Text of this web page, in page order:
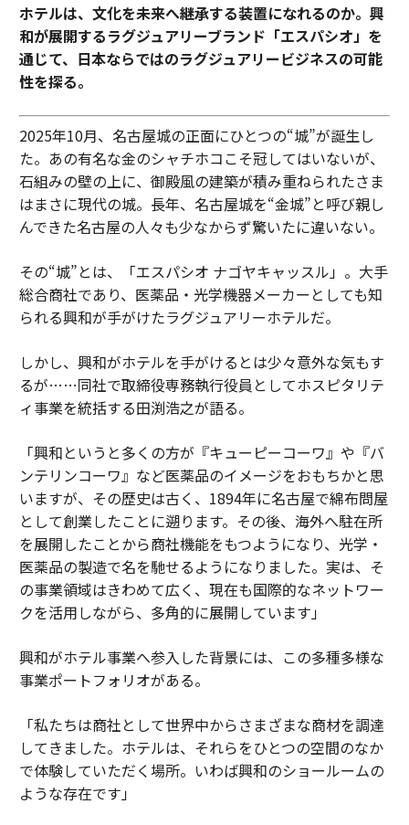
タグ：
プレゼンテーション ストレス 意思決定
人材/人材育成
マネジメント/マネージャー/管理職
営業/セールス
携帯電話
信頼性
企業 顧客
advertisement
ホテルは、文化を未来へ継承する装置になれるのか。興
和が展開するラグジュアリーブランド「エスパシオ」を
通じて、日本ならではのラグジュアリービジネスの可能
性を探る。
2025年10月、名古屋城の正面にひとつの“城”が誕生し
た。あの有名な金のシャチホコこそ冠してはいないが、
石組みの壁の上に、御殿風の建築が積み重ねられたさま
はまさに現代の城。長年、名古屋城を“金城”と呼び親し
んできた名古屋の人々も少なからず驚いたに違いない。
その“城”とは、「エスパシオ ナゴヤキャッスル」。大手
総合商社であり、医薬品・光学機器メーカーとしても知
られる興和が手がけたラグジュアリーホテルだ。
しかし、興和がホテルを手がけるとは少々意外な気もす
るが……同社で取締役専務執行役員としてホスピタリテ
ィ事業を統括する田渕浩之が語る。
「興和というと多くの方が『キューピーコーワ』や『バ
ンテリンコーワ』など医薬品のイメージをおもちかと思
いますが、その歴史は古く、1894年に名古屋で綿布問屋
として創業したことに遡ります。その後、海外へ駐在所
を展開したことから商社機能をもつようになり、光学・
医薬品の製造で名を馳せるようになりました。実は、そ
の事業領域はきわめて広く、現在も国際的なネットワー
クを活用しながら、多角的に展開しています」
興和がホテル事業へ参入した背景には、この多種多様な
事業ポートフォリオがある。
「私たちは商社として世界中からさまざまな商材を調達
してきました。ホテルは、それらをひとつの空間のなか
で体験していただく場所。いわば興和のショールームの
ような存在です」